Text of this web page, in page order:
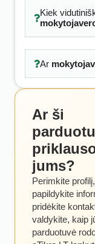
Kiek
Ar
Ar ši
jums?
Perimkite profilį,
papildykite
pridėkite
valdykite, kaip
parduotuvė